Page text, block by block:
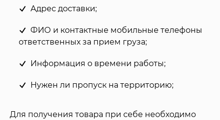
Адрес доставки;
ФИО и контактные мобильные телефоны
ответственных за прием груза;
Информация о времени работы;
Нужен ли пропуск на территорию;
Для получения товара при себе необходимо